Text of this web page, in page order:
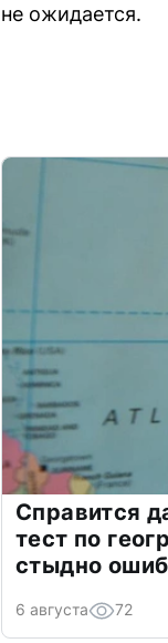
не ожидается.
Справится
тест по
стыдно
6 августа 72